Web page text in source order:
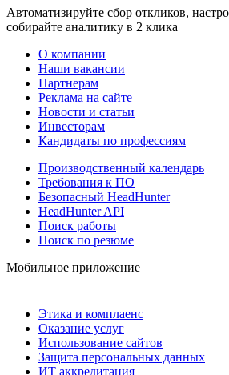
Автоматизируйте сбор откликов,
собирайте аналитику в 2 клика
О компании
Наши вакансии
Партнерам
Реклама на сайте
Новости и статьи
Инвесторам
Кандидаты по профессиям
Производственный календарь
Требования к ПО
Безопасный HeadHunter
HeadHunter API
Поиск работы
Поиск по резюме
Мобильное приложение
Этика и комплаенс
Оказание услуг
Использование сайтов
Защита персональных данных
ИТ аккредитация